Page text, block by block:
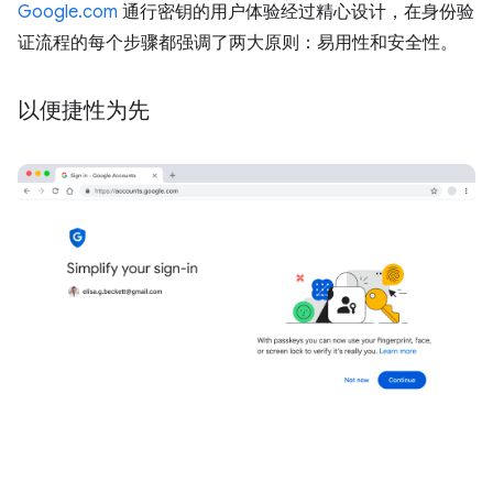
Google.com 通行密钥的用户体验经过精心设计，在身份验
证流程的每个步骤都强调了两大原则：易用性和安全性。
以便捷性为先